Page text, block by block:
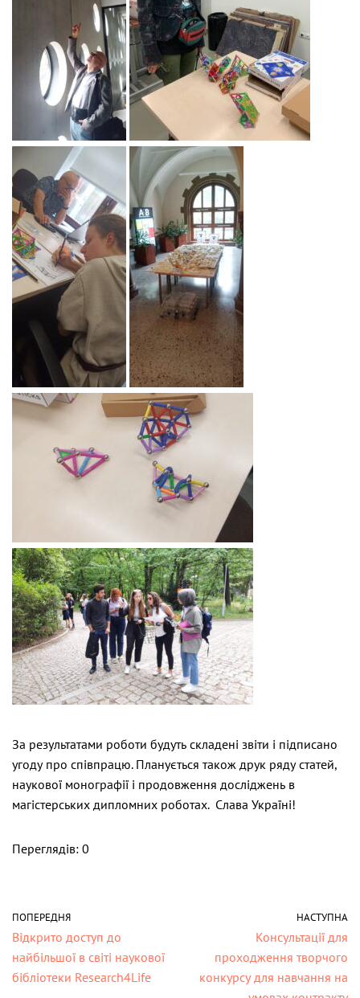
За результатами роботи будуть складені звіти і підписано
угоду про співпрацю. Планується також друк ряду статей,
наукової монографії і продовження досліджень в
магістерських дипломних роботах. Слава Україні!
Переглядів: 0
ПОПЕРЕДНЯ
Відкрито доступ до
найбільшої в світі наукової
бібліотеки Research4Life
НАСТУПНА
Консультації для
проходження творчого
конкурсу для навчання на